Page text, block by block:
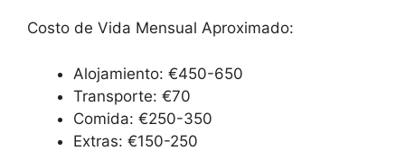
Costo de Vida Mensual Aproximado:
Alojamiento: €450-650
Transporte: €70
Comida: €250-350
Extras: €150-250